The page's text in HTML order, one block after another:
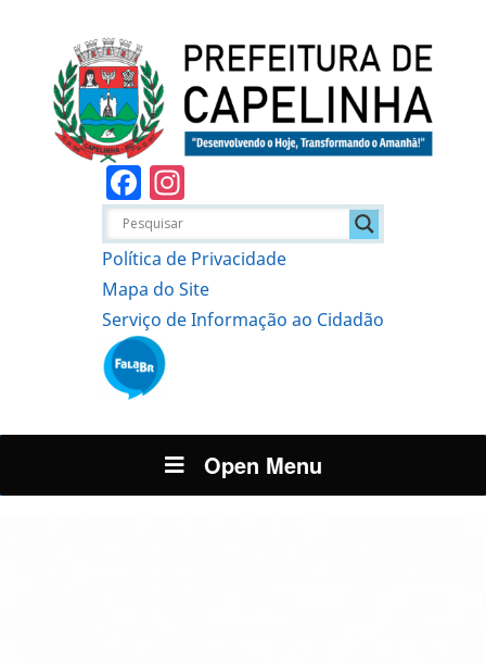
Facebook
Política de Privacidade
Mapa do Site
Serviço de Informação ao Cidadão
Open Menu